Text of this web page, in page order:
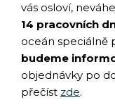
vás osloví,
14 pracovních
oceán speciálně
budeme
objednávky po
přečíst zde.